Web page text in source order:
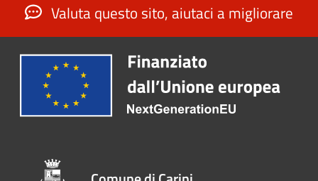
Valuta questo sito, aiutaci a migliorare